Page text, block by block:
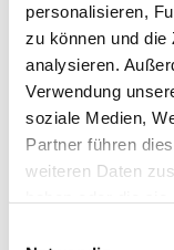
personalisieren,
zu können und die
analysieren.
Verwendung
soziale Medien,
Partner führen
weiteren Daten